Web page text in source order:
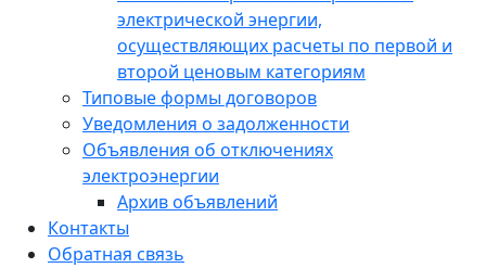
электрической энергии,
осуществляющих расчеты по первой и
второй ценовым категориям
Типовые формы договоров
Уведомления о задолженности
Объявления об отключениях
электроэнергии
Архив объявлений
Контакты
Обратная связь